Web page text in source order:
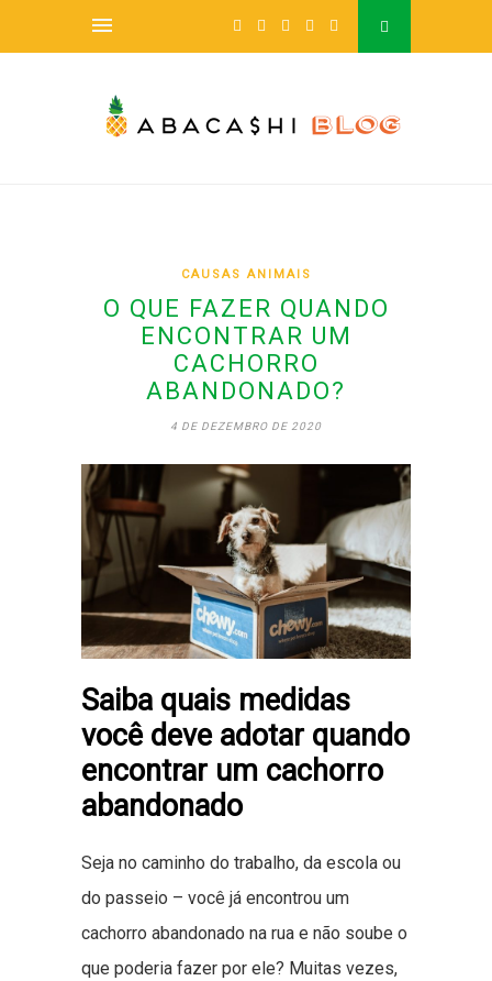
CAUSAS ANIMAIS
O QUE FAZER QUANDO
ENCONTRAR UM
CACHORRO
ABANDONADO?
4 DE DEZEMBRO DE 2020
Saiba quais medidas
você deve adotar quando
encontrar um cachorro
abandonado
Seja no caminho do trabalho, da escola ou
do passeio – você já encontrou um
cachorro abandonado na rua e não soube o
que poderia fazer por ele? Muitas vezes,